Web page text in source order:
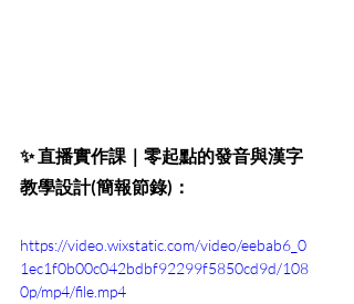
✨ 直播實作課｜零起點的發音與漢字
教學設計(簡報節錄)：
https://video.wixstatic.com/video/eebab6_0
1ec1f0b00c042bdbf92299f5850cd9d/108
0p/mp4/file.mp4